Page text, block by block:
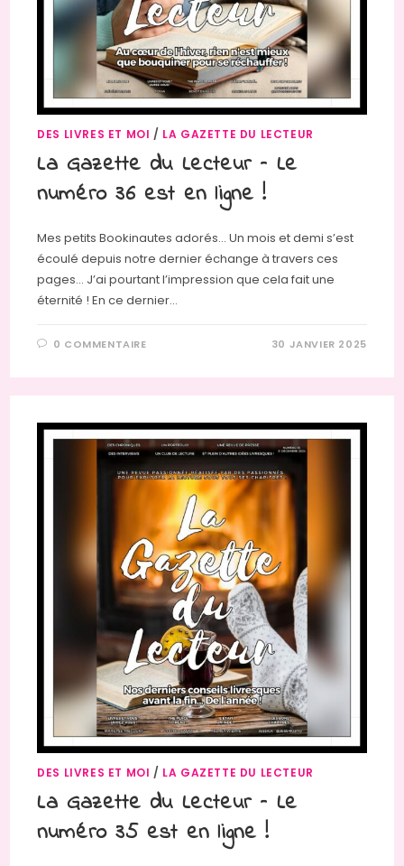
DES LIVRES ET MOI / LA GAZETTE DU LECTEUR
La Gazette du Lecteur – Le
numéro 36 est en ligne !
Mes petits Bookinautes adorés… Un mois et demi s’est
écoulé depuis notre dernier échange à travers ces
pages… J’ai pourtant l’impression que cela fait une
éternité ! En ce dernier…
0 COMMENTAIRE 30 JANVIER 2025
DES LIVRES ET MOI / LA GAZETTE DU LECTEUR
La Gazette du Lecteur – Le
numéro 35 est en ligne !